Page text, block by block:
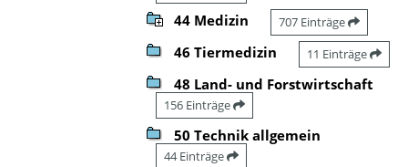
44 Medizin 707 Einträge
46 Tiermedizin 11 Einträge
48 Land- und Forstwirtschaft
156 Einträge
50 Technik allgemein
44 Einträge